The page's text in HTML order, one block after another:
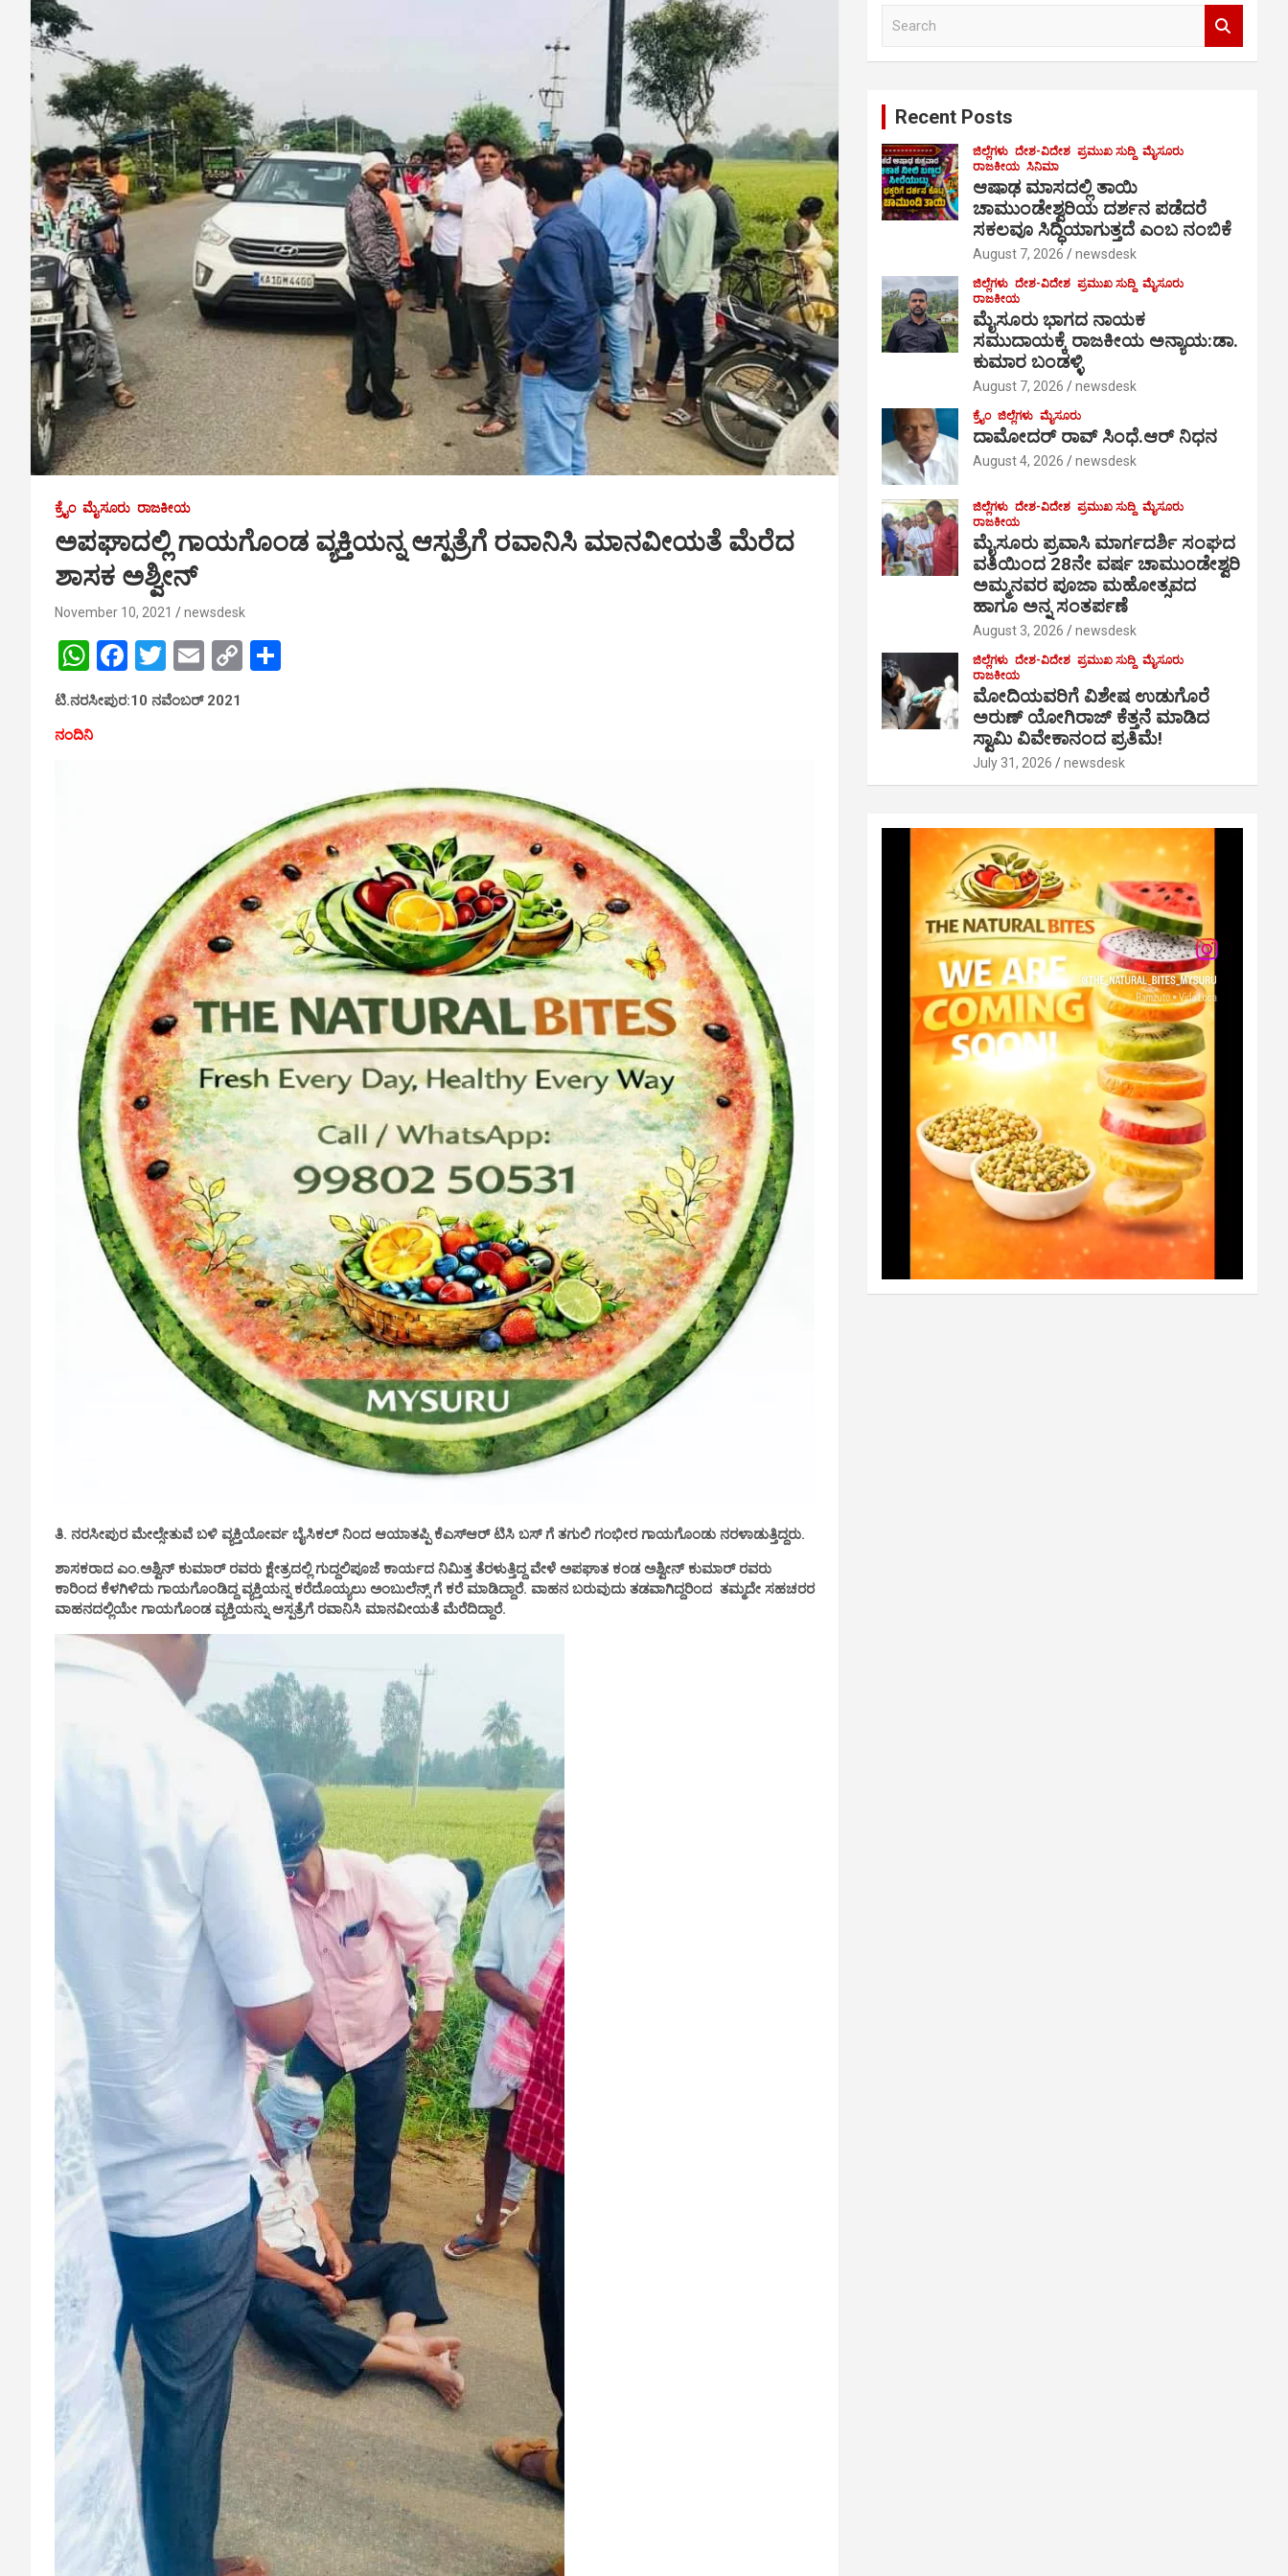
ಕ್ರೈಂ ಮೈಸೂರು ರಾಜಕೀಯ
ಅಪಘಾದಲ್ಲಿ ಗಾಯಗೊಂಡ ವ್ಯಕ್ತಿಯನ್ನ ಆಸ್ಪತ್ರೆಗೆ ರವಾನಿಸಿ ಮಾನವೀಯತೆ ಮೆರೆದ
ಶಾಸಕ ಅಶ್ವೀನ್
November 10, 2021 newsdesk
W
h
at
s
F
a
ce
T
wi
tt
E
m
ail
C
ಟಿ.ನರಸೀಪುರ:10 ನವೆಂಬರ್ 2021
ನಂದಿನಿ
ತಿ. ನರಸೀಪುರ ಮೇಲ್ಸೇತುವೆ ಬಳಿ ವ್ಯಕ್ತಿಯೋರ್ವ ಬೈಸಿಕಲ್ ನಿಂದ ಆಯಾತಪ್ಪಿ ಕೆಎಸ್ಆರ್ ಟಿಸಿ ಬಸ್ ಗೆ ತಗುಲಿ ಗಂಭೀರ ಗಾಯಗೊಂಡು ನರಳಾಡುತ್ತಿದ್ದರು.
ಶಾಸಕರಾದ ಎಂ.ಅಶ್ವಿನ್ ಕುಮಾರ್ ರವರು ಕ್ಷೇತ್ರದಲ್ಲಿ ಗುದ್ದಲಿಪೂಜೆ ಕಾರ್ಯದ ನಿಮಿತ್ತ ತೆರಳುತ್ತಿದ್ದ ವೇಳೆ ಅಪಘಾತ ಕಂಡ ಅಶ್ವೀನ್ ಕುಮಾರ್ ರವರು
ಕಾರಿಂದ ಕೆಳಗಿಳಿದು ಗಾಯಗೊಂಡಿದ್ದ ವ್ಯಕ್ತಿಯನ್ನ ಕರೆದೊಯ್ಯಲು ಅಂಬುಲೆನ್ಸ್ ಗೆ ಕರೆ ಮಾಡಿದ್ದಾರೆ. ವಾಹನ ಬರುವುದು ತಡವಾಗಿದ್ದರಿಂದ ತಮ್ಮದೇ ಸಹಚರರ
ವಾಹನದಲ್ಲಿಯೇ ಗಾಯಗೊಂಡ ವ್ಯಕ್ತಿಯನ್ನು ಆಸ್ಪತ್ರೆಗೆ ರವಾನಿಸಿ ಮಾನವೀಯತೆ ಮೆರೆದಿದ್ದಾರೆ.
Recent Posts
ಜಿಲ್ಲೆಗಳು ದೇಶ-ವಿದೇಶ ಪ್ರಮುಖ ಸುದ್ದಿ ಮೈಸೂರು
ರಾಜಕೀಯ ಸಿನಿಮಾ
ಆಷಾಢ ಮಾಸದಲ್ಲಿ ತಾಯಿ
ಚಾಮುಂಡೇಶ್ವರಿಯ ದರ್ಶನ ಪಡೆದರೆ
ಸಕಲವೂ ಸಿದ್ಧಿಯಾಗುತ್ತದೆ ಎಂಬ ನಂಬಿಕೆ
August 7, 2026 newsdesk
ಜಿಲ್ಲೆಗಳು ದೇಶ-ವಿದೇಶ ಪ್ರಮುಖ ಸುದ್ದಿ ಮೈಸೂರು
ರಾಜಕೀಯ
ಮೈಸೂರು ಭಾಗದ ನಾಯಕ
ಸಮುದಾಯಕ್ಕೆ ರಾಜಕೀಯ ಅನ್ಯಾಯ:ಡಾ.
ಕುಮಾರ ಬಂಡಳ್ಳಿ
August 7, 2026 newsdesk
ಕ್ರೈಂ ಜಿಲ್ಲೆಗಳು ಮೈಸೂರು
ದಾಮೋದರ್ ರಾವ್ ಸಿಂಧೆ.ಆರ್ ನಿಧನ
August 4, 2026 newsdesk
ಜಿಲ್ಲೆಗಳು ದೇಶ-ವಿದೇಶ ಪ್ರಮುಖ ಸುದ್ದಿ ಮೈಸೂರು
ರಾಜಕೀಯ
ಮೈಸೂರು ಪ್ರವಾಸಿ ಮಾರ್ಗದರ್ಶಿ ಸಂಘದ
ವತಿಯಿಂದ 28ನೇ ವರ್ಷ ಚಾಮುಂಡೇಶ್ವರಿ
ಅಮ್ಮನವರ ಪೂಜಾ ಮಹೋತ್ಸವದ
ಹಾಗೂ ಅನ್ನ ಸಂತರ್ಪಣೆ
August 3, 2026 newsdesk
ಜಿಲ್ಲೆಗಳು ದೇಶ-ವಿದೇಶ ಪ್ರಮುಖ ಸುದ್ದಿ ಮೈಸೂರು
ರಾಜಕೀಯ
ಮೋದಿಯವರಿಗೆ ವಿಶೇಷ ಉಡುಗೊರೆ
ಅರುಣ್ ಯೋಗಿರಾಜ್ ಕೆತ್ತನೆ ಮಾಡಿದ
ಸ್ವಾಮಿ ವಿವೇಕಾನಂದ ಪ್ರತಿಮೆ!
July 31, 2026 newsdesk